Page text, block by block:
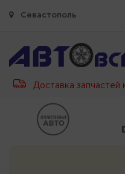
Севастополь
Доставка